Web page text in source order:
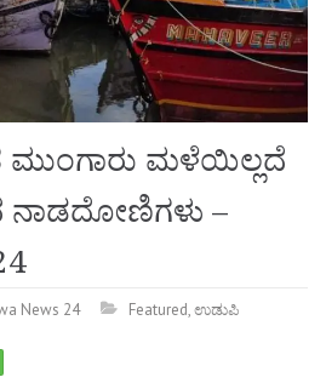
ಮುಂಗಾರು ಮಳೆಯಿಲ್ಲದೆ
–
News 24 Featured,ಉಡುಪಿ